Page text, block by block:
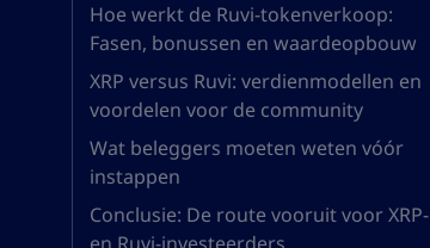
Hoe werkt de Ruvi-tokenverkoop:
Fasen, bonussen en waardeopbouw
XRP versus Ruvi: verdienmodellen en
voordelen voor de community
Wat beleggers moeten weten vóór
instappen
Conclusie: De route vooruit voor XRP-